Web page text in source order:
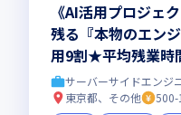
《AI活用プロジェ
残る『本物のエン
用9割★平均残業時
領域まで、一気通
たにオススメの環
サーバーサイドエンジ
東京都、その他
500-